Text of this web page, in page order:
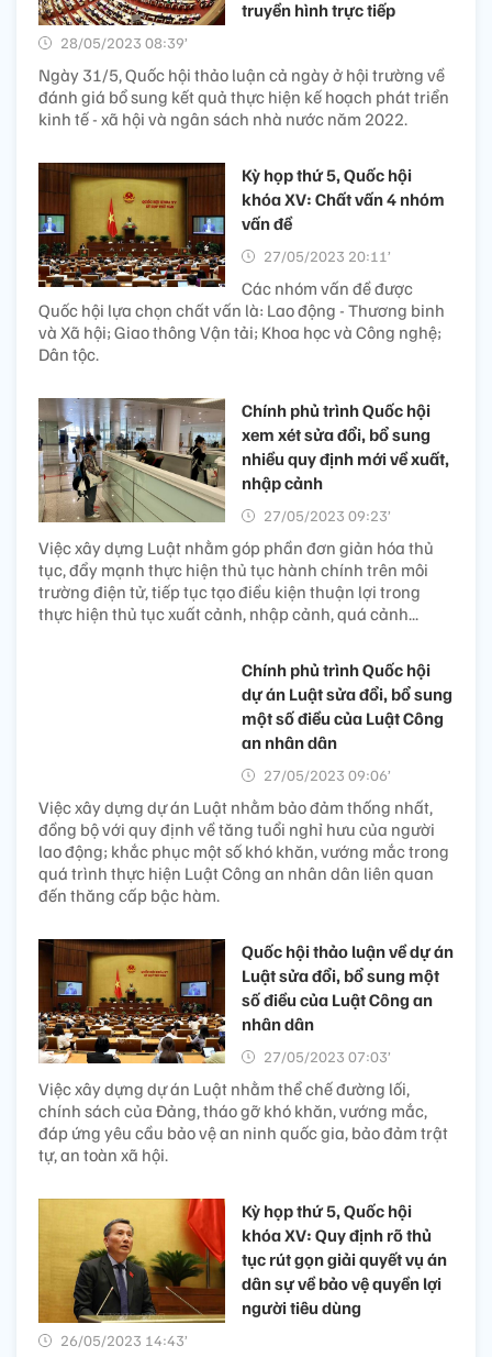
truyền hình trực tiếp
28/05/2023 08:39’
Ngày 31/5, Quốc hội thảo luận cả ngày ở hội trường về
đánh giá bổ sung kết quả thực hiện kế hoạch phát triển
kinh tế - xã hội và ngân sách nhà nước năm 2022.
Kỳ họp thứ 5, Quốc hội
khóa XV: Chất vấn 4 nhóm
vấn đề
27/05/2023 20:11’
Các nhóm vấn đề được
Quốc hội lựa chọn chất vấn là: Lao động - Thương binh
và Xã hội; Giao thông Vận tải; Khoa học và Công nghệ;
Dân tộc.
Chính phủ trình Quốc hội
xem xét sửa đổi, bổ sung
nhiều quy định mới về xuất,
nhập cảnh
27/05/2023 09:23’
Việc xây dựng Luật nhằm góp phần đơn giản hóa thủ
tục, đẩy mạnh thực hiện thủ tục hành chính trên môi
trường điện tử, tiếp tục tạo điều kiện thuận lợi trong
thực hiện thủ tục xuất cảnh, nhập cảnh, quá cảnh...
Chính phủ trình Quốc hội
dự án Luật sửa đổi, bổ sung
một số điều của Luật Công
an nhân dân
27/05/2023 09:06’
Việc xây dựng dự án Luật nhằm bảo đảm thống nhất,
đồng bộ với quy định về tăng tuổi nghỉ hưu của người
lao động; khắc phục một số khó khăn, vướng mắc trong
quá trình thực hiện Luật Công an nhân dân liên quan
đến thăng cấp bậc hàm.
Quốc hội thảo luận về dự án
Luật sửa đổi, bổ sung một
số điều của Luật Công an
nhân dân
27/05/2023 07:03’
Việc xây dựng dự án Luật nhằm thể chế đường lối,
chính sách của Đảng, tháo gỡ khó khăn, vướng mắc,
đáp ứng yêu cầu bảo vệ an ninh quốc gia, bảo đảm trật
tự, an toàn xã hội.
Kỳ họp thứ 5, Quốc hội
khóa XV: Quy định rõ thủ
tục rút gọn giải quyết vụ án
dân sự về bảo vệ quyền lợi
người tiêu dùng
26/05/2023 14:43’